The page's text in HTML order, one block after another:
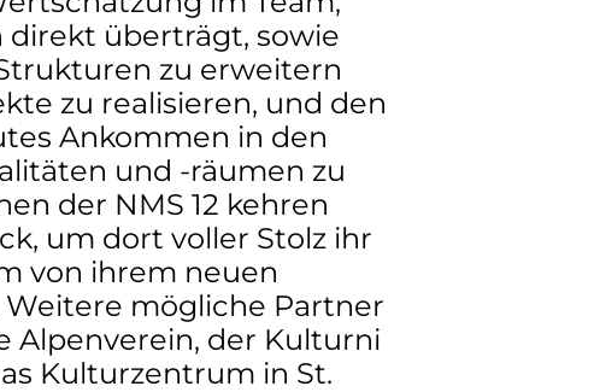
direkt überträgt, sowie
zu erweitern
zu realisieren, und den
Ankommen in den
und -räumen zu
der NMS 12 kehren
um dort voller Stolz ihr
von ihrem neuen
mögliche Partner
Alpenverein, der Kulturni
Kulturzentrum in St.